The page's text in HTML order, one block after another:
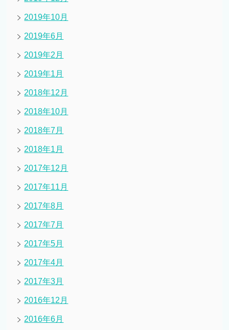
2019年10月
2019年6月
2019年2月
2019年1月
2018年12月
2018年10月
2018年7月
2018年1月
2017年12月
2017年11月
2017年8月
2017年7月
2017年5月
2017年4月
2017年3月
2016年12月
2016年6月